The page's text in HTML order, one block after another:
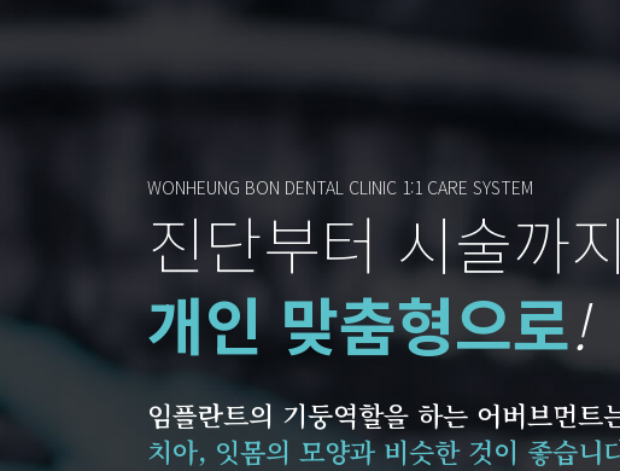
WONHEUNG BON DENTAL CLINIC 1:1 CARE SYSTEM
진단부터 시술까지
개인 맞춤형으로!
임플란트의 기둥역할을 하는 어버브먼트
치아, 잇몸의 모양과 비슷한 것이 좋습니